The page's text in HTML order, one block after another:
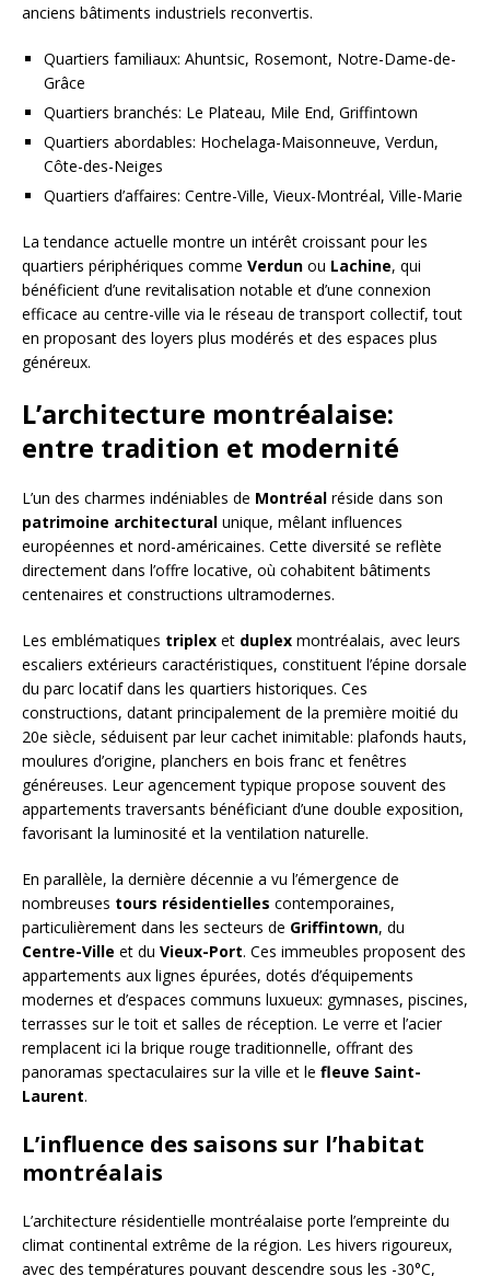
anciens bâtiments industriels reconvertis.
Quartiers familiaux: Ahuntsic, Rosemont, Notre-Dame-de-
Grâce
Quartiers branchés: Le Plateau, Mile End, Griffintown
Quartiers abordables: Hochelaga-Maisonneuve, Verdun,
Côte-des-Neiges
Quartiers d’affaires: Centre-Ville, Vieux-Montréal, Ville-Marie
La tendance actuelle montre un intérêt croissant pour les
quartiers périphériques comme Verdun ou Lachine, qui
bénéficient d’une revitalisation notable et d’une connexion
efficace au centre-ville via le réseau de transport collectif, tout
en proposant des loyers plus modérés et des espaces plus
généreux.
L’architecture montréalaise:
entre tradition et modernité
L’un des charmes indéniables de Montréal réside dans son
patrimoine architectural unique, mêlant influences
européennes et nord-américaines. Cette diversité se reflète
directement dans l’offre locative, où cohabitent bâtiments
centenaires et constructions ultramodernes.
Les emblématiques triplex et duplex montréalais, avec leurs
escaliers extérieurs caractéristiques, constituent l’épine dorsale
du parc locatif dans les quartiers historiques. Ces
constructions, datant principalement de la première moitié du
20e siècle, séduisent par leur cachet inimitable: plafonds hauts,
moulures d’origine, planchers en bois franc et fenêtres
généreuses. Leur agencement typique propose souvent des
appartements traversants bénéficiant d’une double exposition,
favorisant la luminosité et la ventilation naturelle.
En parallèle, la dernière décennie a vu l’émergence de
nombreuses tours résidentielles contemporaines,
particulièrement dans les secteurs de Griffintown, du
Centre-Ville et du Vieux-Port. Ces immeubles proposent des
appartements aux lignes épurées, dotés d’équipements
modernes et d’espaces communs luxueux: gymnases, piscines,
terrasses sur le toit et salles de réception. Le verre et l’acier
remplacent ici la brique rouge traditionnelle, offrant des
panoramas spectaculaires sur la ville et le fleuve Saint-
Laurent.
L’influence des saisons sur l’habitat
montréalais
L’architecture résidentielle montréalaise porte l’empreinte du
climat continental extrême de la région. Les hivers rigoureux,
avec des températures pouvant descendre sous les -30°C,